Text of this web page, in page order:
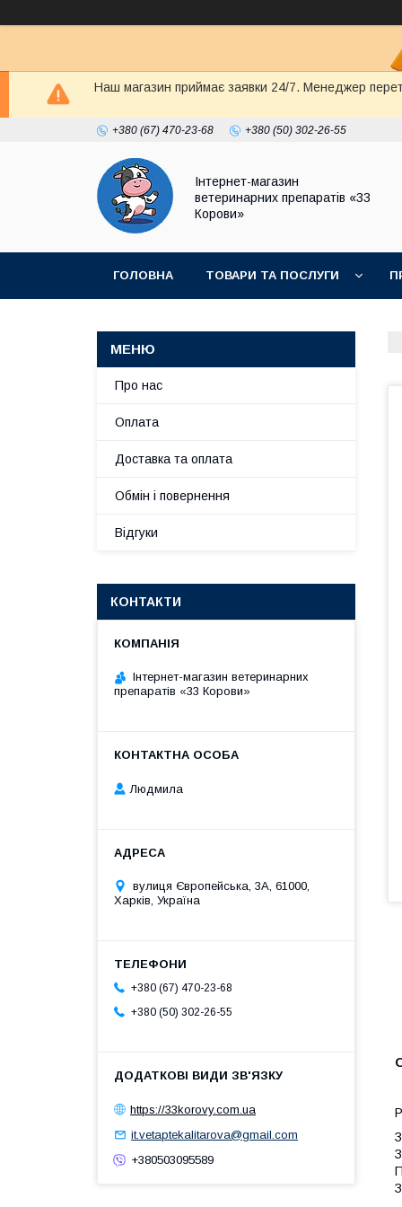
Наш магазин приймає заявки 24/7. Менеджер
+380 (67) 470-23-68 +380 (50) 302-26-55
Інтернет-магазин
ветеринарних препаратів «33
Корови»
ГОЛОВНА ТОВАРИ ТА ПОСЛУГИ
Про нас
Оплата
Доставка та оплата
Обмін і повернення
Відгуки
КОНТАКТИ
Інтернет-магазин ветеринарних
препаратів «33 Корови»
Людмила
вулиця Європейська, 3А, 61000,
Харків, Україна
+380 (67) 470-23-68
+380 (50) 302-26-55
https://33korovy.com.ua
it.vetaptekalitarova@gmail.com
+380503095589